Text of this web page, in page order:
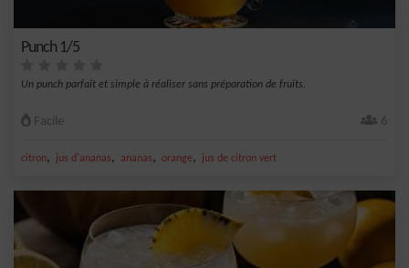
Punch 1/5
Un punch parfait et simple à réaliser sans préparation de fruits.
Facile 6
citron, jus d'ananas, ananas, orange, jus de citron vert